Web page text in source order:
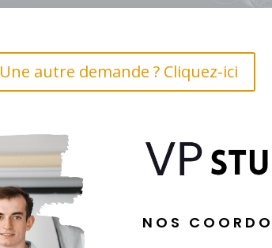
Une autre demande ? Cliquez-ici
NOS